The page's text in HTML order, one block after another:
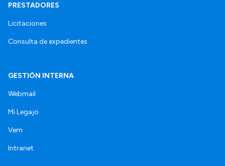
PRESTADORES
Licitaciones
Consulta de expedientes
GESTIÓN INTERNA
Webmail
Mi Legajo
Vem
Intranet